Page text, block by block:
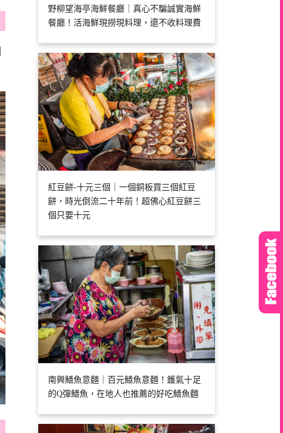
野柳望海亭海鮮餐廳｜真心不騙誠實海鮮
餐廳！活海鮮現撈現料理，還不收料理費
紅豆餅-十元三個｜一個銅板買三個紅豆
餅，時光倒流二十年前！超佛心紅豆餅三
個只要十元
南興鱔魚意麵｜百元鱔魚意麵！鑊氣十足
的Q彈鱔魚，在地人也推薦的好吃鱔魚麵